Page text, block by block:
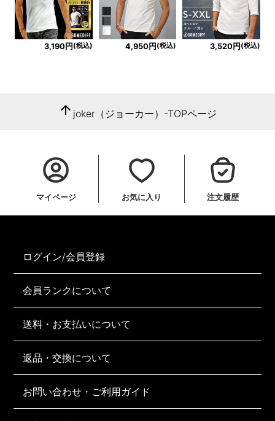
3,190円 (税込) 4,950円 (税込) 3,520円 (税込)
arrow_upward joker（ジョーカー）-TOPページ
マイページ お気に入り 注文履歴
ログイン/会員登録
会員ランクについて
送料・お支払いについて
返品・交換について
お問い合わせ・ご利用ガイド